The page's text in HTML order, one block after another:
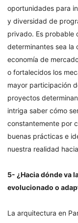
oportunidades para
y diversidad de
privado. Es probable
determinantes sea la
economía de
o fortalecidos los
mayor participación
proyectos
intriga saber cómo
constantemente por
buenas prácticas e
nuestra realidad
5- ¿Hacia dónde va
evolucionado o
La arquitectura en